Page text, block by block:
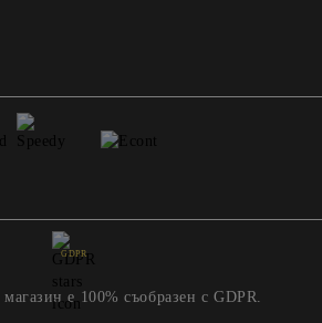
GDPR
е 100% съобразен с GDPR.